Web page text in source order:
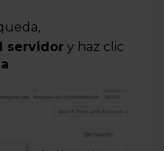
servidor y haz clic